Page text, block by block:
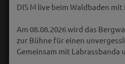
DIS M live beim Waldbaden mit
Am 08.08.2026 wird das
zur Bühne für einen
Gemeinsam mit Labrassbanda